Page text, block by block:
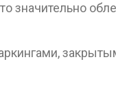
значительно